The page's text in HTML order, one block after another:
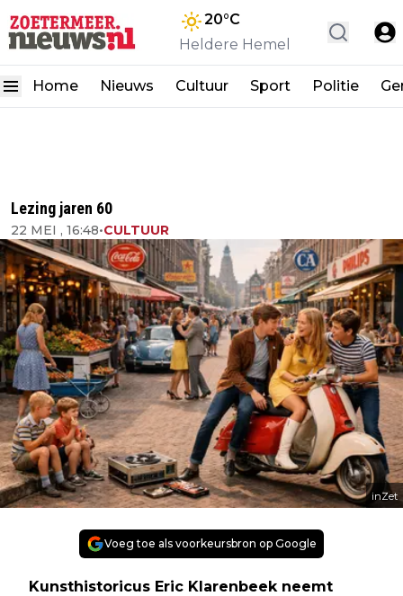
20°C
Heldere Hemel
Home Nieuws Cultuur Sport Politie
Lezing jaren 60
22 MEI , 16:48•CULTUUR
inZet
Voeg toe als voorkeursbron op Google
Kunsthistoricus Eric Klarenbeek neemt